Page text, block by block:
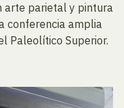
arte parietal y pintura
conferencia amplia
Paleolítico Superior.